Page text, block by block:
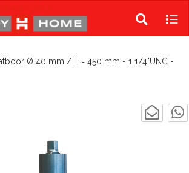
Toggle
search
Ø 40 mm / L = 450 mm - 1 1/4"UNC -